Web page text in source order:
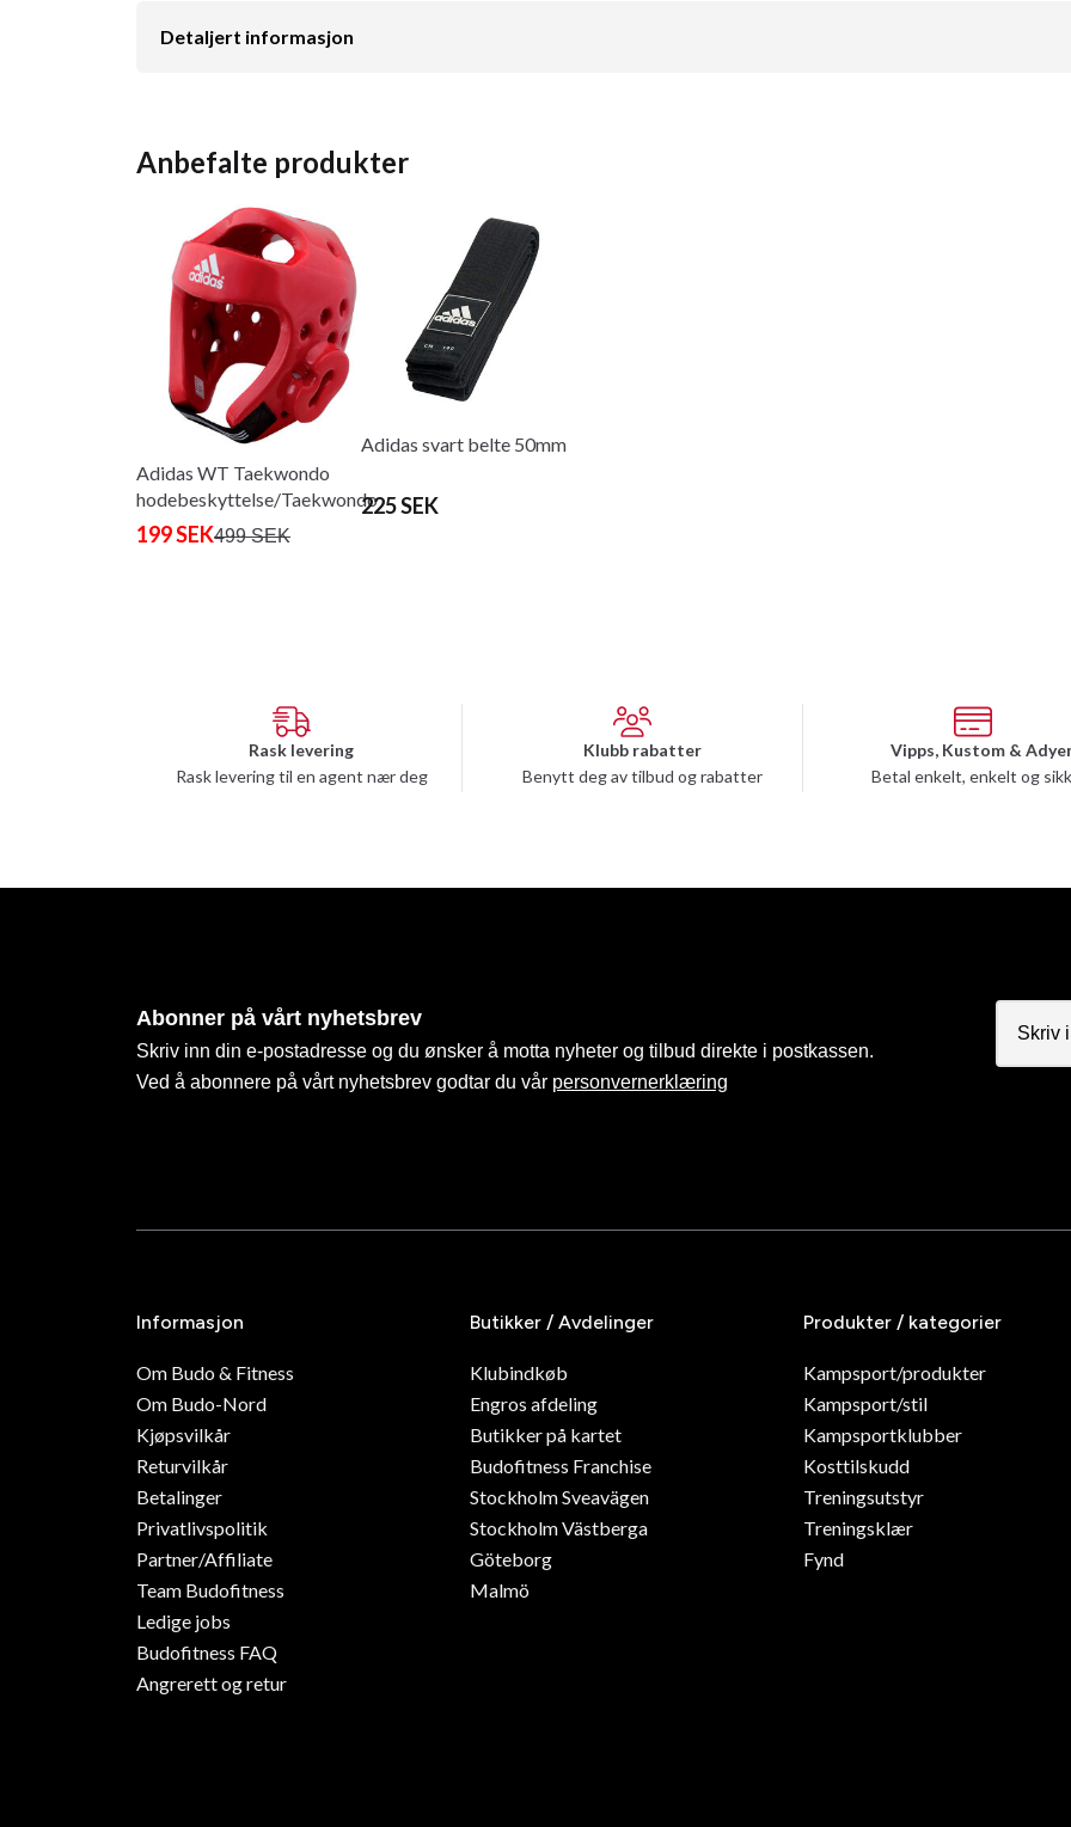
Detaljert informasjon
Anbefalte produkter
Adidas WT Taekwondo
hodebeskyttelse/Taekwondo
hjelm rød
199 SEK499 SEK
Adidas svart belte 50mm
225 SEK
Rask levering
Rask levering til en agent nær deg
Klubb rabatter
Benytt deg av tilbud og rabatter
Vipps, Kustom &
Betal enkelt, enkelt og
Abonner på vårt nyhetsbrev
Skriv inn din e-postadresse og du ønsker å motta nyheter og tilbud direkte i postkassen.
Ved å abonnere på vårt nyhetsbrev godtar du vår personvernerklæring
Informasjon
Om Budo & Fitness
Om Budo-Nord
Kjøpsvilkår
Returvilkår
Betalinger
Privatlivspolitik
Partner/Affiliate
Team Budofitness
Ledige jobs
Budofitness FAQ
Angrerett og retur
Butikker / Avdelinger
Klubindkøb
Engros afdeling
Butikker på kartet
Budofitness Franchise
Stockholm Sveavägen
Stockholm Västberga
Göteborg
Malmö
Produkter / kategorier
Kampsport/produkter
Kampsport/stil
Kampsportklubber
Kosttilskudd
Treningsutstyr
Treningsklær
Fynd